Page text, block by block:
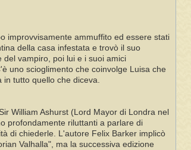
improvvisamente ammuffito ed essere stati
della casa infestata e trovò il suo
vampiro, poi lui e i suoi amici
uno scioglimento che coinvolge Luisa che
tutto quello che diceva.
William Ashurst (Lord Mayor di Londra nel
profondamente riluttanti a parlare di
di chiederle. L'autore Felix Barker implicò
Valhalla", ma la successiva edizione